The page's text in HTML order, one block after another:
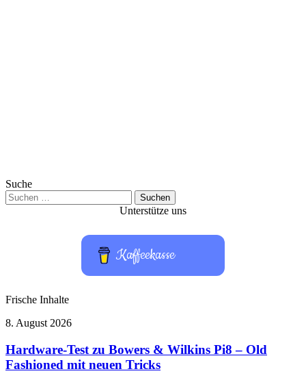
Suche
Suchen
nach:
Unterstütze uns
Kaffeekasse
Frische Inhalte
Hardware-
zu
Bowers
&
8. August 2026
Hardware-Test zu Bowers & Wilkins Pi8 – Old
Fashioned mit neuen Tricks